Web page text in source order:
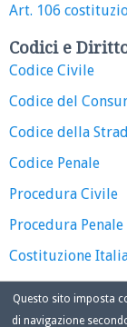
Art. 106
Codici e
Codice Civile
Codice del
Codice della
Codice Penale
Procedura Civile
Procedura Penale
Costituzione
Questo sito imposta
di navigazione